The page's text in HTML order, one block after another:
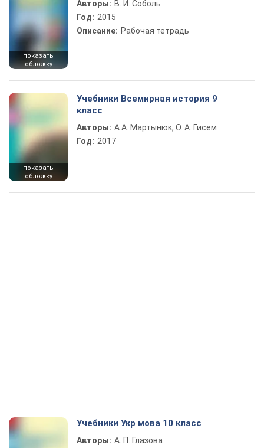
показать
обложку
Авторы: В. И. Соболь
Год: 2015
Описание: Рабочая тетрадь
показать
обложку
Учебники Всемирная история 9
класс
Авторы: А.А. Мартынюк, О. А. Гисем
Год: 2017
Учебники Укр мова 10 класс
Авторы: А. П. Глазова